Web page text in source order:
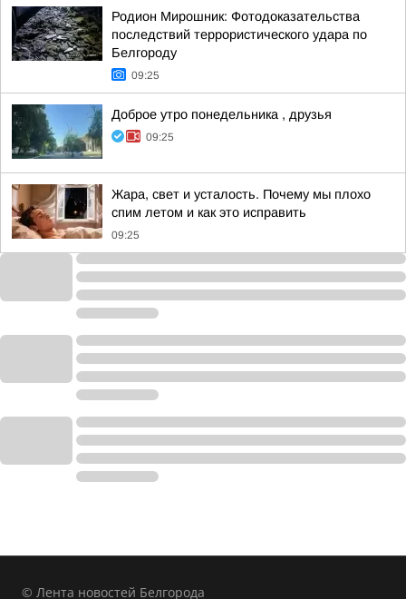
Родион Мирошник: Фотодоказательства
последствий террористического удара по
Белгороду
09:25
Доброе утро понедельника , друзья
09:25
Жара, свет и усталость. Почему мы плохо
спим летом и как это исправить
09:25
© Лента новостей Белгорода